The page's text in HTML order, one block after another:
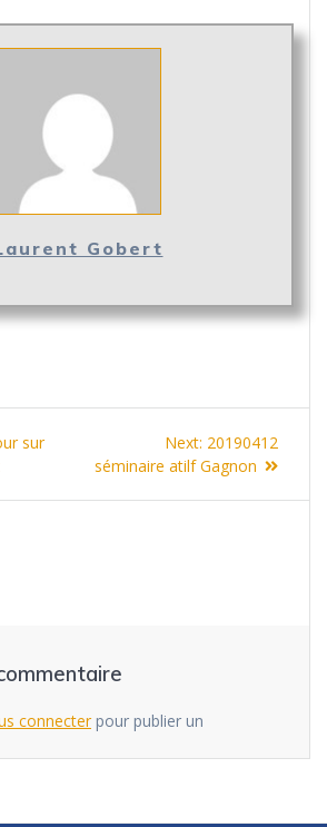
Gobert
sur
Next: Next
post:
20190412
séminaire atilf Gagnon
connecterpour publier un